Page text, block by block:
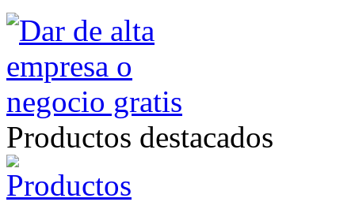
Productos destacados